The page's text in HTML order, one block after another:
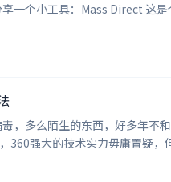
丝，360强大的技术实力毋庸置